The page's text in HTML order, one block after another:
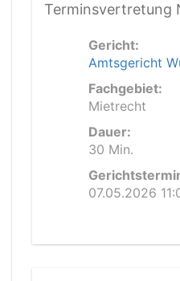
Terminsvertretung
Gericht:
Amtsgericht
Fachgebiet:
Mietrecht
Dauer:
30 Min.
07.05.2026